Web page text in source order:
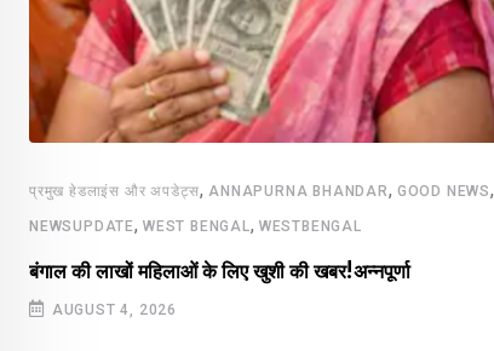
प्रमुख हेडलाइंस और अपडेट्स, ANNAPURNA BHANDAR, GOOD NEWS,
NEWSUPDATE, WEST BENGAL , WESTBENGAL
बंगाल की लाखों महिलाओं के लिए खुशी की खबर!अन्नपूर्णा
AUGUST 4, 2026